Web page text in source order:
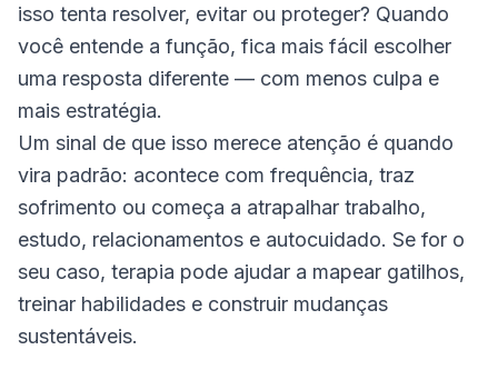
isso tenta resolver, evitar ou proteger? Quando
você entende a função, fica mais fácil escolher
uma resposta diferente — com menos culpa e
mais estratégia.
Um sinal de que isso merece atenção é quando
vira padrão: acontece com frequência, traz
sofrimento ou começa a atrapalhar trabalho,
estudo, relacionamentos e autocuidado. Se for o
seu caso, terapia pode ajudar a mapear gatilhos,
treinar habilidades e construir mudanças
sustentáveis.